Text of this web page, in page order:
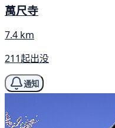
萬尺寺
7.4 km
211起出没
通知